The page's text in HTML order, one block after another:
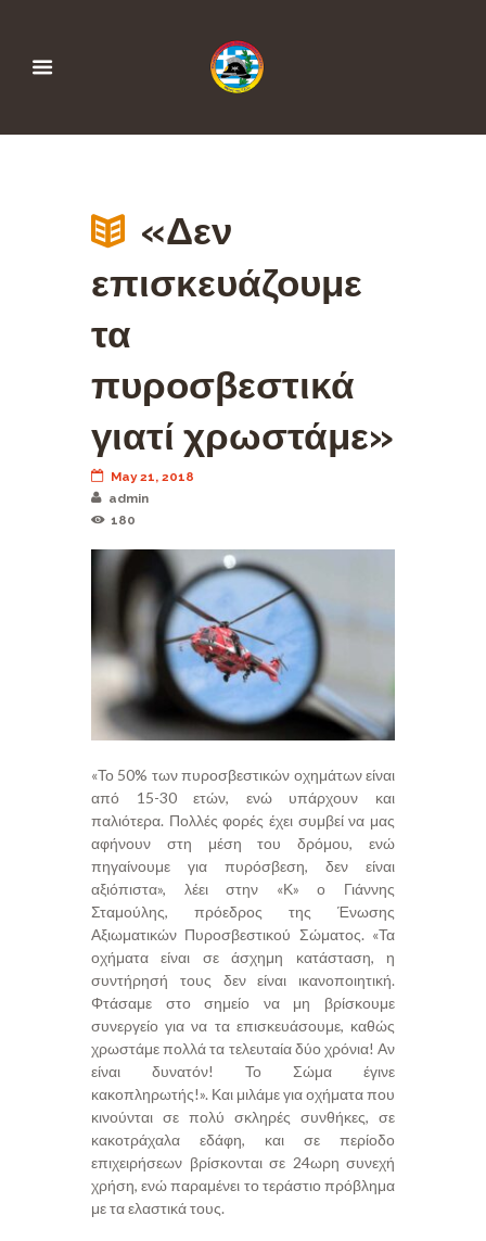
«Δεν
επισκευάζουμε
τα
πυροσβεστικά
γιατί χρωστάμε»
May 21, 2018
admin
180
«Το 50% των πυροσβεστικών οχημάτων είναι
από 15-30 ετών, ενώ υπάρχουν και
παλιότερα. Πολλές φορές έχει συμβεί να μας
αφήνουν στη μέση του δρόμου, ενώ
πηγαίνουμε για πυρόσβεση, δεν είναι
αξιόπιστα», λέει στην «Κ» ο Γιάννης
Σταμούλης, πρόεδρος της Ένωσης
Αξιωματικών Πυροσβεστικού Σώματος. «Τα
οχήματα είναι σε άσχημη κατάσταση, η
συντήρησή τους δεν είναι ικανοποιητική.
Φτάσαμε στο σημείο να μη βρίσκουμε
συνεργείο για να τα επισκευάσουμε, καθώς
χρωστάμε πολλά τα τελευταία δύο χρόνια! Αν
είναι δυνατόν! Το Σώμα έγινε
κακοπληρωτής!». Και μιλάμε για οχήματα που
κινούνται σε πολύ σκληρές συνθήκες, σε
κακοτράχαλα εδάφη, και σε περίοδο
επιχειρήσεων βρίσκονται σε 24ωρη συνεχή
χρήση, ενώ παραμένει το τεράστιο πρόβλημα
με τα ελαστικά τους.